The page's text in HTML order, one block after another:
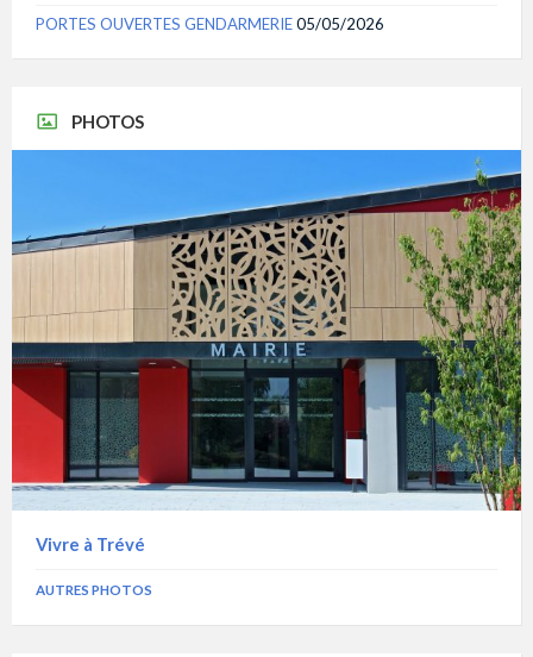
PORTES OUVERTES GENDARMERIE05/05/2026
PHOTOS
Vivre à Trévé
AUTRES PHOTOS